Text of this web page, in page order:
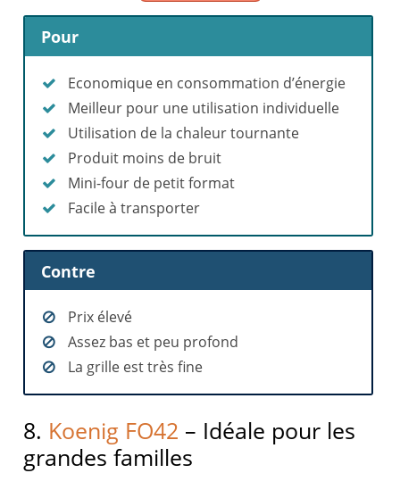
Pour
Economique en consommation d’énergie
Meilleur pour une utilisation individuelle
Utilisation de la chaleur tournante
Produit moins de bruit
Mini-four de petit format
Facile à transporter
Contre
Prix élevé
Assez bas et peu profond
La grille est très fine
8. Koenig FO42 – Idéale pour les
grandes familles